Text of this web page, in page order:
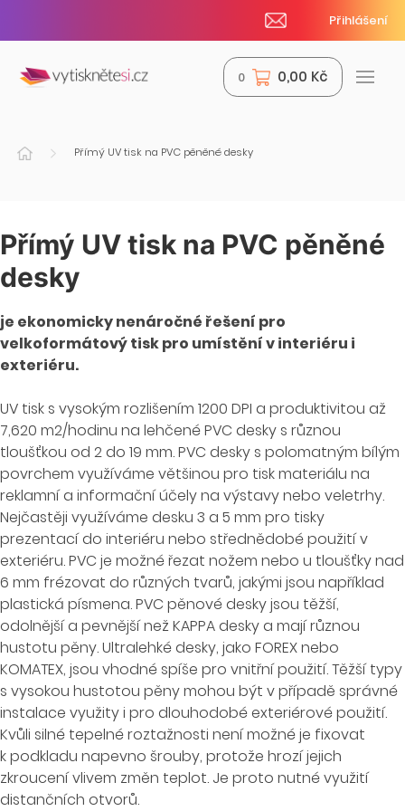
Přihlášení
0 0,00 Kč
Přímý UV tisk na PVC pěněné desky
Přímý UV tisk na PVC pěněné
desky
je ekonomicky nenáročné řešení pro
velkoformátový tisk pro umístění v interiéru i
exteriéru.
UV tisk s vysokým rozlišením 1200 DPI a produktivitou až
7,620 m2/hodinu na lehčené PVC desky s různou
tloušťkou od 2 do 19 mm. PVC desky s polomatným bílým
povrchem využíváme většinou pro tisk materiálu na
reklamní a informační účely na výstavy nebo veletrhy.
Nejčastěji využíváme desku 3 a 5 mm pro tisky
prezentací do interiéru nebo střednědobé použití v
exteriéru. PVC je možné řezat nožem nebo u tloušťky nad
6 mm frézovat do různých tvarů, jakými jsou například
plastická písmena. PVC pěnové desky jsou těžší,
odolnější a pevnější než KAPPA desky a mají různou
hustotu pěny. Ultralehké desky, jako FOREX nebo
KOMATEX, jsou vhodné spíše pro vnitřní použití. Těžší typy
s vysokou hustotou pěny mohou být v případě správné
instalace využity i pro dlouhodobé exteriérové použití.
Kvůli silné tepelné roztažnosti není možné je fixovat
k podkladu napevno šrouby, protože hrozí jejich
zkroucení vlivem změn teplot. Je proto nutné využití
distančních otvorů.